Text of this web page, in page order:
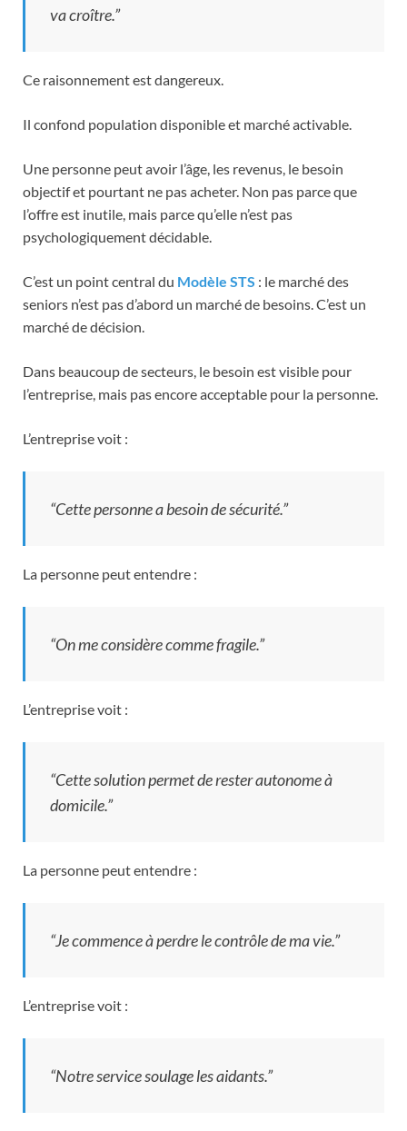
va croître.”
Ce raisonnement est dangereux.
Il confond population disponible et marché activable.
Une personne peut avoir l’âge, les revenus, le besoin
objectif et pourtant ne pas acheter. Non pas parce que
l’offre est inutile, mais parce qu’elle n’est pas
psychologiquement décidable.
C’est un point central du Modèle STS : le marché des
seniors n’est pas d’abord un marché de besoins. C’est un
marché de décision.
Dans beaucoup de secteurs, le besoin est visible pour
l’entreprise, mais pas encore acceptable pour la personne.
L’entreprise voit :
“Cette personne a besoin de sécurité.”
La personne peut entendre :
“On me considère comme fragile.”
L’entreprise voit :
“Cette solution permet de rester autonome à
domicile.”
La personne peut entendre :
“Je commence à perdre le contrôle de ma vie.”
L’entreprise voit :
“Notre service soulage les aidants.”